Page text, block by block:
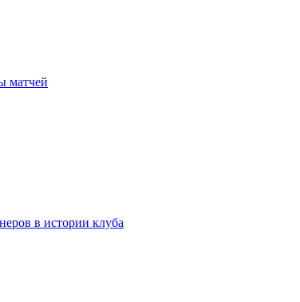
матчей
в истории клуба